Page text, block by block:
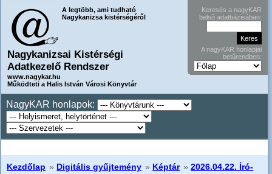
A legtöbb, ami tudható
Nagykanizsa kistérségéről
Nagykanizsai Kistérségi
Adatkezelő Rendszer
www.nagykar.hu
Működteti a Halis István Városi Könyvtár
Keresés a nagyKAR
belső adatbázisában:
A nagyKAR honlapjai
betűrendben:
NagyKAR honlapok:
Kezdőlap » Digitális gyűjtemény » Képtár »2026.04.22. Író-